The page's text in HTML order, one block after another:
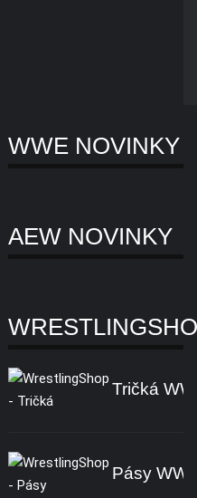
WWE NOVINKY
AEW NOVINKY
Tričká
Pásy